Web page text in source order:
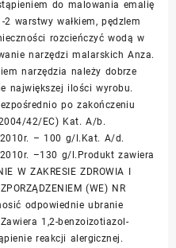
do malowania emalię
2 warstwy wałkiem, pędzlem
rozcieńczyć wodą w
narzędzi malarskich Anza.
narzędzia należy dobrze
największej ilości wyrobu.
po zakończeniu
42/EC) Kat. A/b.
– 100 g/l.Kat. A/d.
–130 g/l.Produkt zawiera
W ZAKRESIE ZDROWIA I
(WE) NR
odpowiednie ubranie
1,2-benzoizotiazol-
reakcji alergicznej.